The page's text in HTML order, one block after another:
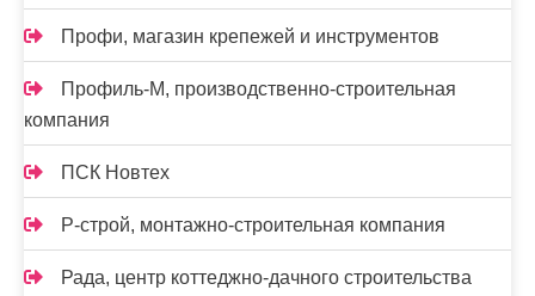
Профи, магазин крепежей и инструментов
Профиль-М, производственно-строительная
компания
ПСК Новтех
Р-строй, монтажно-строительная компания
Рада, центр коттеджно-дачного строительства